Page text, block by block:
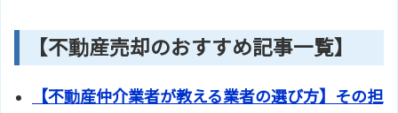
【不動産売却のおすすめ記事一覧】
【不動産仲介業者が教える業者の選び方】その担